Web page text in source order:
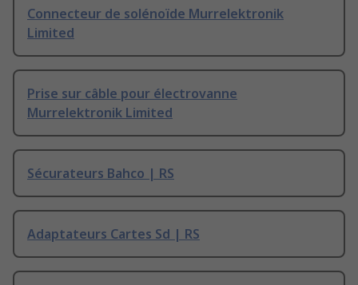
Connecteur de solénoïde Murrelektronik
Limited
Prise sur câble pour électrovanne
Murrelektronik Limited
Sécurateurs Bahco | RS
Adaptateurs Cartes Sd | RS